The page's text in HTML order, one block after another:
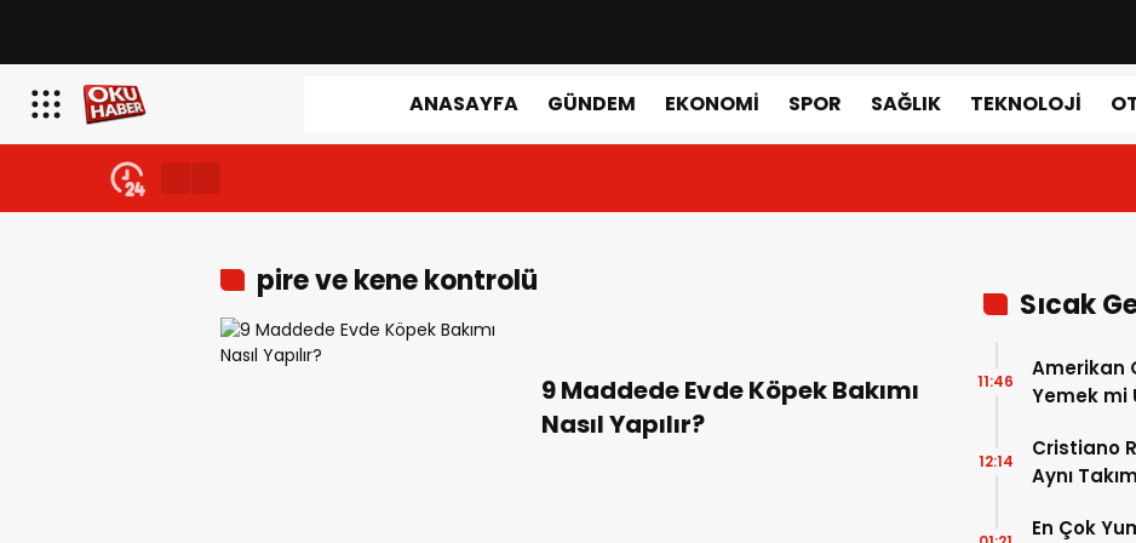
ANASAYFA GÜNDEM EKONOMI SPOR SAĞLIK TEKNOLOJI
pire ve kene kontrolü
9 Maddede Evde Köpek Bakımı
Nasıl Yapılır?
Sıcak
Amerikan
Yemek mi
11:46
Cristiano
Aynı
Dönemimi
12:14
En Çok